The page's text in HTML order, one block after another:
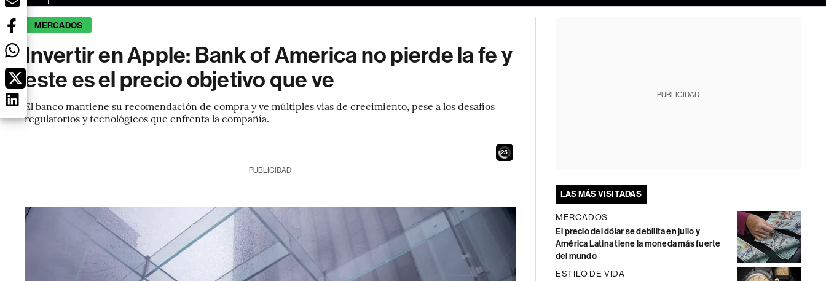
MERCADOS
Invertir en Apple: Bank of America no pierde la fe y
este es el precio objetivo que ve
El banco mantiene su recomendación de compra y ve múltiples vías de crecimiento, pese a los desafíos
regulatorios y tecnológicos que enfrenta la compañía.
23
PUBLICIDAD
PUBLICIDAD
LAS MÁS VISITADAS
MERCADOS
El precio del dólar se debilita en julio y
América Latina tiene la moneda más fuerte
del mundo
ESTILO DE VIDA